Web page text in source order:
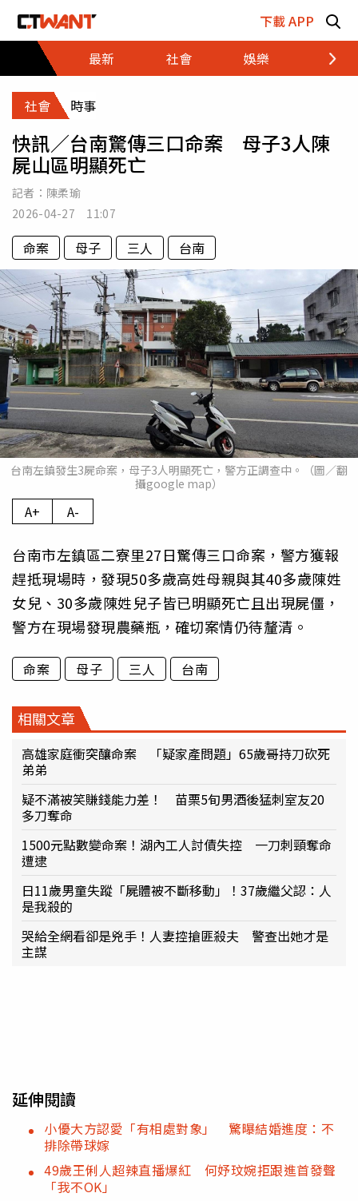
下載 APP
最新
社會 娛樂 財經
社會 時事
快訊／台南驚傳三口命案 母子3人陳
屍山區明顯死亡
記者： 陳柔瑜
2026-04-27 11:07
命案 母子 三人 台南
台南左鎮發生3屍命案，母子3人明顯死亡，警方正調查中。（圖／翻
攝google map）
A+ A-
台南市左鎮區二寮里27日驚傳三口命案，警方獲報
趕抵現場時，發現50多歲高姓母親與其40多歲陳姓
女兒、30多歲陳姓兒子皆已明顯死亡且出現屍僵，
警方在現場發現農藥瓶，確切案情仍待釐清。
命案 母子 三人 台南
相關文章
高雄家庭衝突釀命案 「疑家產問題」65歲哥持刀砍死
弟弟
疑不滿被笑賺錢能力差！ 苗栗5旬男酒後猛刺室友20
多刀奪命
1500元點數變命案！湖內工人討債失控 一刀刺頸奪命
遭逮
日11歲男童失蹤「屍體被不斷移動」！37歲繼父認：人
是我殺的
哭給全網看卻是兇手！人妻控搶匪殺夫 警查出她才是
主謀
延伸閱讀
小優大方認愛「有相處對象」 驚曝結婚進度：不
排除帶球嫁
49歲王俐人超辣直播爆紅 何妤玟婉拒跟進首發聲
「我不OK」